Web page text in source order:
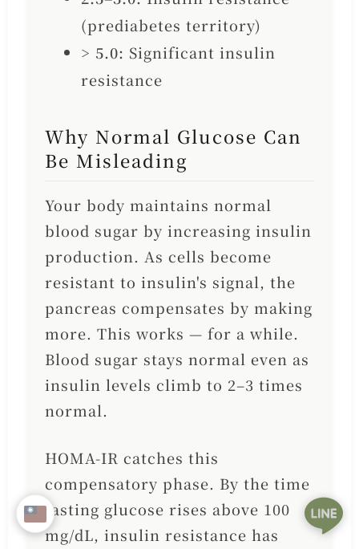
(prediabetes territory)
> 5.0: Significant insulin
resistance
Why Normal Glucose Can
Be Misleading
Your body maintains normal
blood sugar by increasing insulin
production. As cells become
resistant to insulin's signal, the
pancreas compensates by making
more. This works — for a while.
Blood sugar stays normal even as
insulin levels climb to 2–3 times
normal.
HOMA-IR catches this
compensatory phase. By the time
fasting glucose rises above 100
mg/dL, insulin resistance has